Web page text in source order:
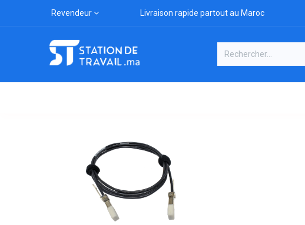
Revendeur Livraison rapide partout au Maroc